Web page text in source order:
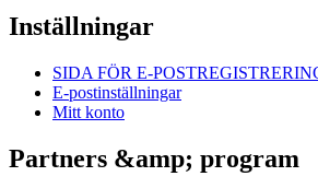
Inställningar
SIDA FÖR E-
E-postinställningar
Mitt konto
Partners &amp; program